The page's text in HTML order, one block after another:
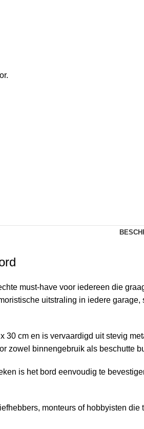
must-have voor iedereen die
uitstraling in iedere
30 cm en is vervaardigd uit stevig
zowel binnengebruik als beschutte
is het bord eenvoudig te
monteurs of hobbyisten